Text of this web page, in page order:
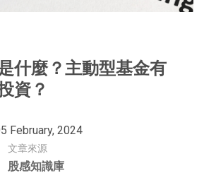
什麼？主動型基金有
資？
February, 2024
文章來源
股感知識庫